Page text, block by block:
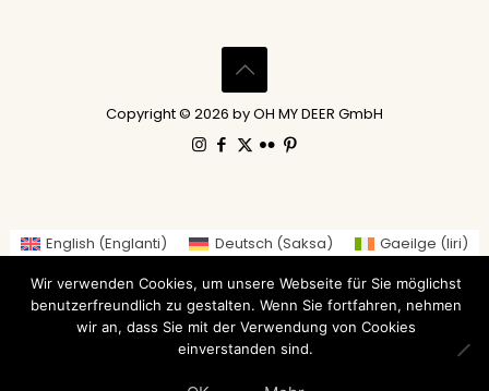
Copyright © 2026 by OH MY DEER GmbH
English (Englanti) Deutsch (Saksa) Gaeilge (Iiri)
Nederlands(Hollanti) Suomi Français (Ranska
Italiano(Italia) 日本語( Japani)
Norsk bokmål(Kirjanorja) Русский
Wir verwenden Cookies, um unsere Webseite für Sie möglichst
benutzerfreundlich zu gestalten. Wenn Sie fortfahren, nehmen
wir an, dass Sie mit der Verwendung von Cookies
einverstanden sind.